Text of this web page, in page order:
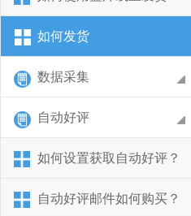
如何发货
数据采集
自动好评
如何设置获取自动好评？
自动好评邮件如何购买？